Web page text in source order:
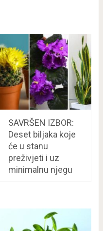
SAVRŠEN IZBOR:
Deset biljaka koje
će u stanu
preživjeti i uz
minimalnu njegu